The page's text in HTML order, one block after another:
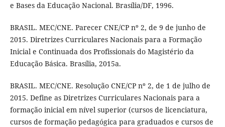
e Bases da Educação Nacional. Brasília/DF, 1996.
BRASIL. MEC/CNE. Parecer CNE/CP nº 2, de 9 de junho de
2015. Diretrizes Curriculares Nacionais para a Formação
Inicial e Continuada dos Profissionais do Magistério da
Educação Básica. Brasília, 2015a.
BRASIL. MEC/CNE. Resolução CNE/CP nº 2, de 1 de julho de
2015. Define as Diretrizes Curriculares Nacionais para a
formação inicial em nível superior (cursos de licenciatura,
cursos de formação pedagógica para graduados e cursos de